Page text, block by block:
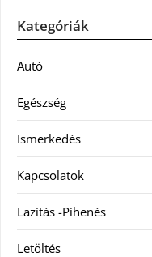
Kategóriák
Autó
Egészség
Ismerkedés
Kapcsolatok
Lazítás -Pihenés
Letöltés